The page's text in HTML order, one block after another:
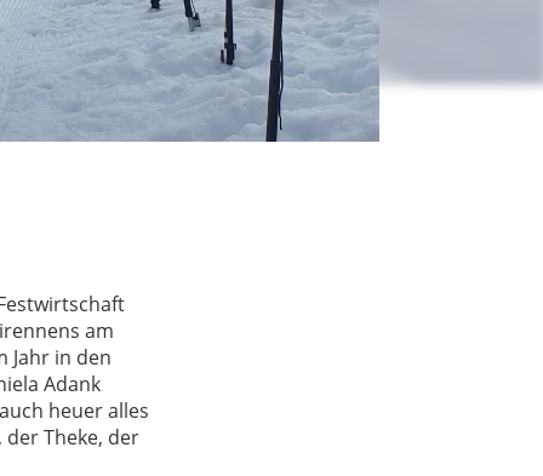
am
Jahr in den
Adank
heuer alles
Theke, der